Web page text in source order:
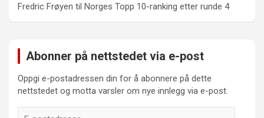
Fredric Frøyen til Norges Topp 10-ranking etter runde 4
Abonner på nettstedet via e-post
Oppgi e-postadressen din for å abonnere på dette
nettstedet og motta varsler om nye innlegg via e-post.